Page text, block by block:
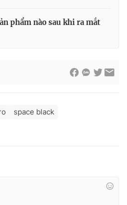
phẩm nào sau khi ra mắt
space black